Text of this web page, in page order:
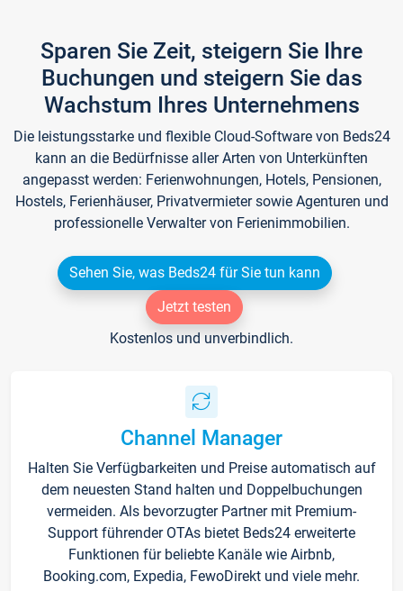
Sparen Sie Zeit, steigern Sie Ihre
Buchungen und steigern Sie das
Wachstum Ihres Unternehmens
Die leistungsstarke und flexible Cloud-Software von Beds24
kann an die Bedürfnisse aller Arten von Unterkünften
angepasst werden: Ferienwohnungen, Hotels, Pensionen,
Hostels, Ferienhäuser, Privatvermieter sowie Agenturen und
professionelle Verwalter von Ferienimmobilien.
Sehen Sie, was Beds24 für Sie tun kann
Jetzt testen
Kostenlos und unverbindlich.
Channel Manager
Halten Sie Verfügbarkeiten und Preise automatisch auf
dem neuesten Stand halten und Doppelbuchungen
vermeiden. Als bevorzugter Partner mit Premium-
Support führender OTAs bietet Beds24 erweiterte
Funktionen für beliebte Kanäle wie Airbnb,
Booking.com, Expedia, FewoDirekt und viele mehr.